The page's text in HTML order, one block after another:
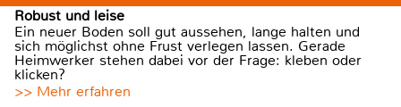
Robust und leise
Ein neuer Boden soll gut aussehen, lange halten und
sich möglichst ohne Frust verlegen lassen. Gerade
Heimwerker stehen dabei vor der Frage: kleben oder
klicken?
>> Mehr erfahren